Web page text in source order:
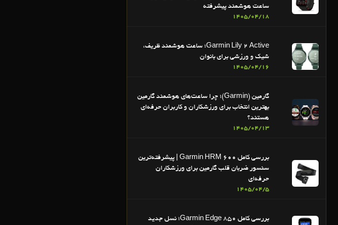
ساعت هوشمند پیشرفته
1405/04/18
Garmin Lily 2 Active؛ ساعت هوشمند ظریف،
شیک و ورزشی برای بانوان
1405/04/16
گارمین (Garmin)؛ چرا ساعت‌های هوشمند گارمین
بهترین انتخاب برای ورزشکاران و کاربران حرفه‌ای
هستند؟
1405/04/13
بررسی کامل Garmin HRM 600 | پیشرفته‌ترین
سنسور ضربان قلب گارمین برای ورزشکاران
حرفه‌ای
1405/04/5
بررسی کامل Garmin Edge 850؛ نسل جدید